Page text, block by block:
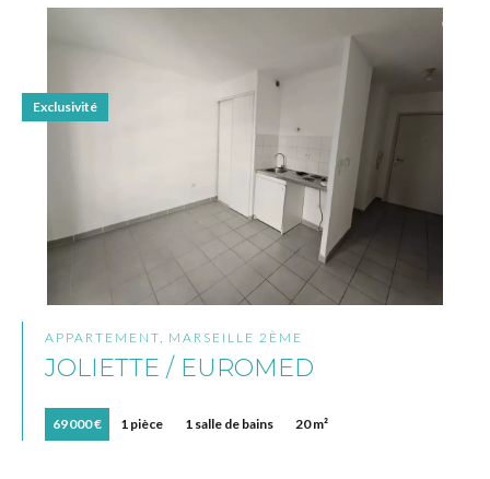
APPARTEMENT, MARSEILLE 2ÈME
JOLIETTE / EUROMED
69 000 € 1 pièce 1 salle de bains 20 m²
Exclusivité